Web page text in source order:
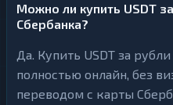
Можно ли купить USDT
Сбербанка?
Да. Купить USDT за
полностью онлайн, без
переводом с карты